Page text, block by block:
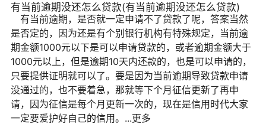
有当前逾期没还怎么贷款(有当前逾期没还怎么贷款)
有当前逾期，是否就一定申请不了贷款了呢，答案当然
是否定的，因为还是有个别银行机构有特殊规定，当前逾
期金额1000元以下是可以申请贷款的，或者逾期金额大于
1000元以上，但是逾期10天内还款的，也是可以申请的，
只要提供证明就可以了。要是因为当前逾期导致贷款申请
没通过的，也不要着急，那就等下个月征信更新了再申
请，因为征信是每个月更新一次的，现在是信用时代大家
一定要爱护好自己的信用。...更多